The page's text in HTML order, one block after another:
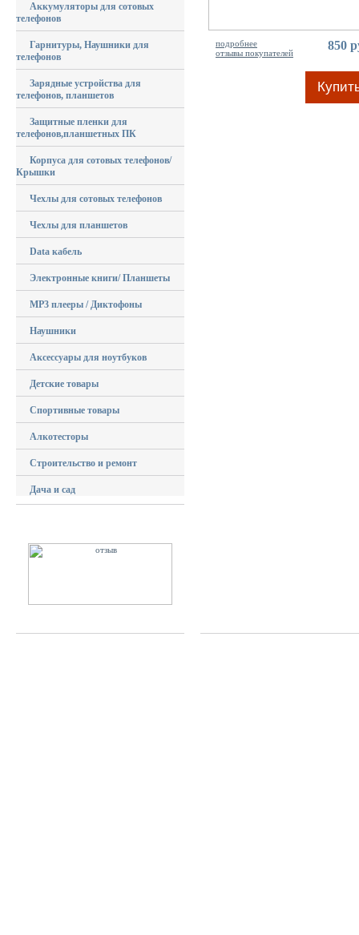
Аккумуляторы для сотовых
телефонов
Гарнитуры, Наушники для
телефонов
Зарядные устройства для
телефонов, планшетов
Защитные пленки для
телефонов,планшетных ПК
Корпуса для сотовых телефонов/
Крышки
Чехлы для сотовых телефонов
Чехлы для планшетов
Data кабель
Электронные книги/ Планшеты
MP3 плееры / Диктофоны
Наушники
Аксессуары для ноутбуков
Детские товары
Спортивные товары
Алкотесторы
Строительство и ремонт
Дача и сад
подробнее
отзывы покупателей
850